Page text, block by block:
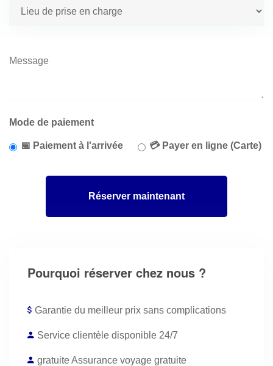
Mode de paiement
📅 Paiement à l'arrivée 💳 Payer en ligne (Carte)
Réserver maintenant
Pourquoi réserver chez nous ?
Garantie du meilleur prix sans complications
Service clientèle disponible 24/7
gratuite Assurance voyage gratuite